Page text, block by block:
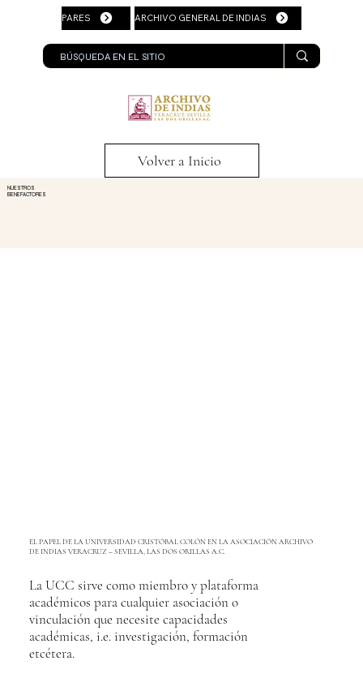
PARES ARCHIVO GENERAL DE INDIAS
EL PAPEL DE LA UNIVERSIDAD CRISTÓBAL COLÓN EN LA ASOCIACIÓN ARCHIVO
DE INDIAS VERACRUZ – SEVILLA, LAS DOS ORILLAS A.C.
La UCC sirve como miembro y plataforma
académicos para cualquier asociación o
vinculación que necesite capacidades
académicas, i.e. investigación, formación
etcétera.
Volver a Inicio
NUESTROS
BENEFACTORES